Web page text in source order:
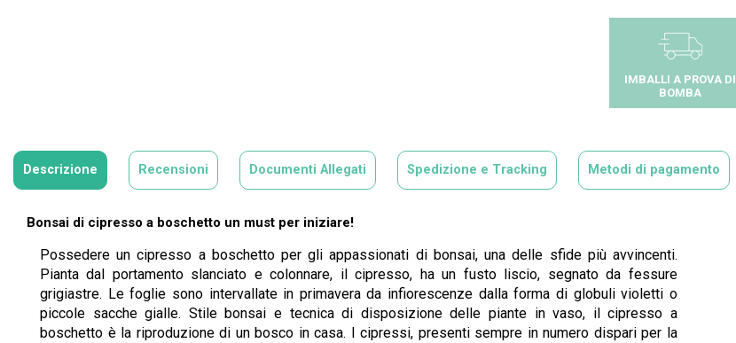
IMBALLI A PROVA DI
BOMBA
Descrizione Recensioni Documenti Allegati Spedizione e Tracking Metodi di pagamento
Bonsai di cipresso a boschetto un must per iniziare!
Possedere un cipresso a boschetto per gli appassionati di bonsai, una delle sfide più avvincenti.
Pianta dal portamento slanciato e colonnare, il cipresso, ha un fusto liscio, segnato da fessure
grigiastre. Le foglie sono intervallate in primavera da infiorescenze dalla forma di globuli violetti o
piccole sacche gialle. Stile bonsai e tecnica di disposizione delle piante in vaso, il cipresso a
boschetto è la riproduzione di un bosco in casa. I cipressi, presenti sempre in numero dispari per la